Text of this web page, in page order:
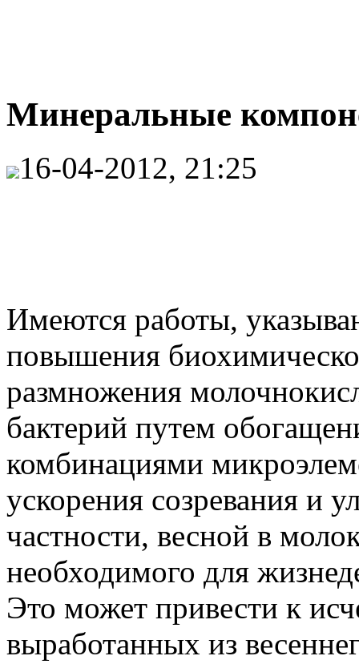
Минеральные
16-04-2012, 21:25
Имеются работы,
повышения
размножения
бактерий путем
комбинациями
ускорения созревания и
частности, весной в
необходимого для
Это может привести к
выработанных из